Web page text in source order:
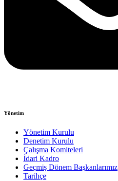
Yönetim
Yönetim Kurulu
Denetim Kurulu
Çalışma Komiteleri
İdari Kadro
Geçmiş Dönem Başkanlarımız
Tarihçe